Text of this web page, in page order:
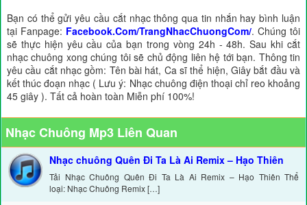
Bạn có thể gửi yêu cầu cắt nhạc thông qua tin nhắn hay bình luận
tại Fanpage: Facebook.Com/TrangNhacChuongCom/. Chúng tôi
sẽ thực hiện yêu cầu của bạn trong vòng 24h - 48h. Sau khi cắt
nhạc chuông xong chúng tôi sẽ chủ động liên hệ tới bạn. Thông tin
yêu cầu cắt nhạc gồm: Tên bài hát, Ca sĩ thể hiện, Giây bắt đầu và
kết thúc đoạn nhạc ( Lưu ý: Nhạc chuông điện thoại chỉ reo khoảng
45 giây ). Tất cả hoàn toàn Miễn phí 100%!
Nhạc Chuông Mp3 Liên Quan
Nhạc chuông Quên Đi Ta Là Ai Remix – Hạo Thiên
Tải Nhạc Chuông Quên Đi Ta Là Ai Remix – Hạo Thiên Thể
loại: Nhạc Chuông Remix […]